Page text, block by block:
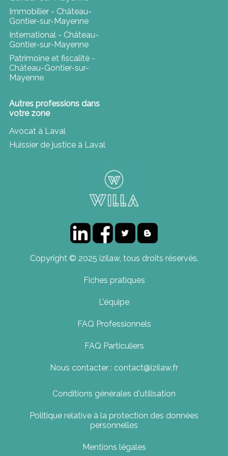
Immobilier - Château-
Gontier-sur-Mayenne
International - Château-
Gontier-sur-Mayenne
Patrimoine et fiscalité -
Château-Gontier-sur-
Mayenne
Autres professions dans
votre zone
Avocat à Laval
Huissier de justice à Laval
Copyright © 2025 izilaw, tous droits réservés.
Fiches pratiques
L'équipe
FAQ Professionnels
FAQ Particuliers
Nous contacter : contact@izilaw.fr
Conditions générales d'utilisation
Politique relative à la protection des données
personnelles
Mentions légales